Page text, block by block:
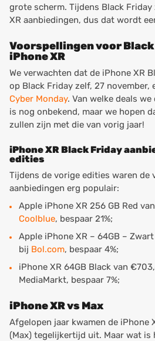
grote scherm. Tijdens Black
XR aanbiedingen, dus dat wordt
Voorspellingen voor
iPhone XR
We verwachten dat de iPhone XR
op Black Friday zelf, 27
Cyber Monday. Van welke deals
is nog onbekend, maar we hopen
zullen zijn met die van vorig jaar!
iPhone XR Black Friday
edities
Tijdens de vorige edities waren de
aanbiedingen erg populair:
Apple iPhone XR 256 GB Red
Coolblue, bespaar 21%;
Apple iPhone XR – 64GB –
bij Bol.com, bespaar 4%;
iPhone XR 64GB Black van
MediaMarkt, bespaar 7%;
iPhone XR vs Max
Afgelopen jaar kwamen de iPhone
(Max) tegelijkertijd uit. Maar wat is